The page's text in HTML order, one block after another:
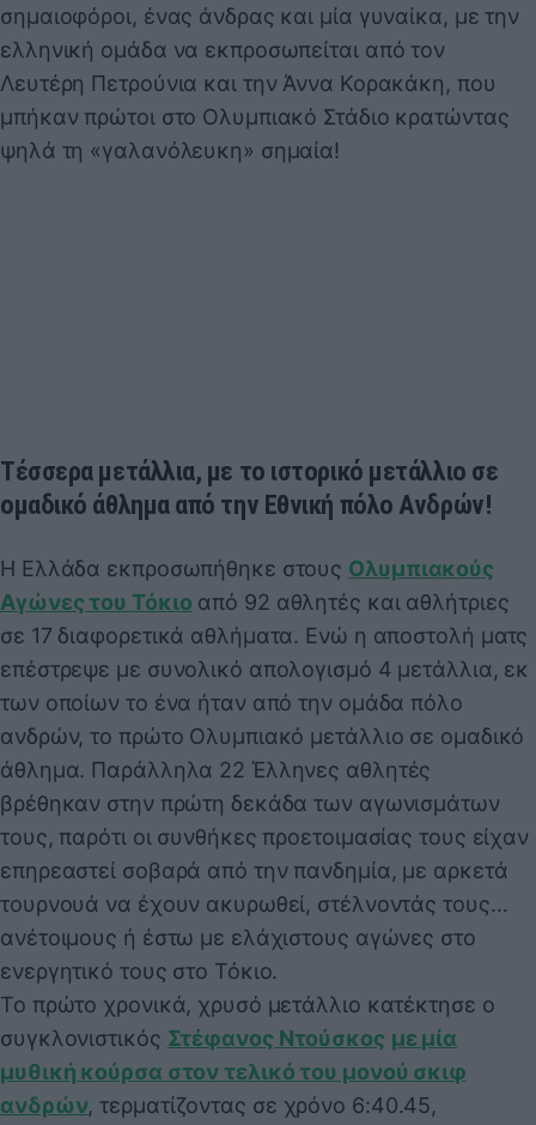
σημαιοφόροι, ένας άνδρας και μία γυναίκα, με την
ελληνική ομάδα να εκπροσωπείται από τον
Λευτέρη Πετρούνια και την Άννα Κορακάκη, που
μπήκαν πρώτοι στο Ολυμπιακό Στάδιο κρατώντας
ψηλά τη «γαλανόλευκη» σημαία!
Τέσσερα μετάλλια, με το ιστορικό μετάλλιο σε
ομαδικό άθλημα από την Εθνική πόλο Ανδρών!
Η Ελλάδα εκπροσωπήθηκε στους Ολυμπιακούς
Αγώνες του Τόκιο από 92 αθλητές και αθλήτριες
σε 17 διαφορετικά αθλήματα. Ενώ η αποστολή ματς
επέστρεψε με συνολικό απολογισμό 4 μετάλλια, εκ
των οποίων το ένα ήταν από την ομάδα πόλο
ανδρών, το πρώτο Ολυμπιακό μετάλλιο σε ομαδικό
άθλημα. Παράλληλα 22 Έλληνες αθλητές
βρέθηκαν στην πρώτη δεκάδα των αγωνισμάτων
τους, παρότι οι συνθήκες προετοιμασίας τους είχαν
επηρεαστεί σοβαρά από την πανδημία, με αρκετά
τουρνουά να έχουν ακυρωθεί, στέλνοντάς τους…
ανέτοιμους ή έστω με ελάχιστους αγώνες στο
ενεργητικό τους στο Τόκιο.
Το πρώτο χρονικά, χρυσό μετάλλιο κατέκτησε ο
συγκλονιστικός Στέφανος Ντούσκος με μία
μυθική κούρσα στον τελικό του μονού σκιφ
ανδρών, τερματίζοντας σε χρόνο 6:40.45,